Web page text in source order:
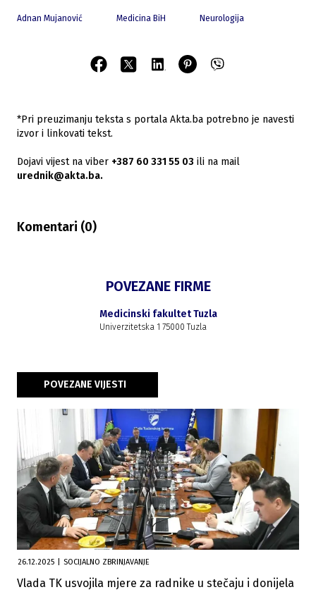
Adnan Mujanović Medicina BiH Neurologija
*Pri preuzimanju teksta s portala Akta.ba potrebno je navesti
izvor i linkovati tekst.
Dojavi vijest na viber +387 60 331 55 03 ili na mail
urednik@akta.ba.
Komentari (0)
POVEZANE FIRME
Medicinski fakultet Tuzla
Univerzitetska 1 75000 Tuzla
POVEZANE VIJESTI
26.12.2025 SOCIJALNO ZBRINJAVANJE
Vlada TK usvojila mjere za radnike u stečaju i donijela